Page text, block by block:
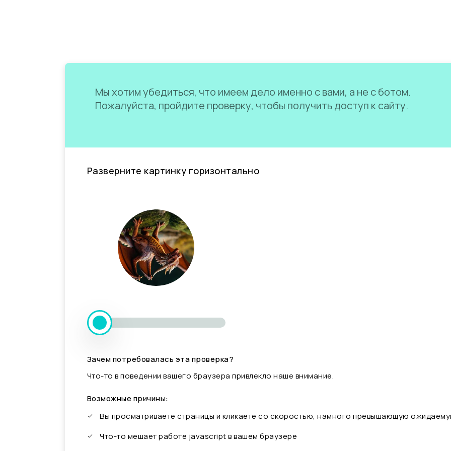
Мы хотим убедиться, что имеем дело именно с вами, а не с ботом.
Пожалуйста, пройдите проверку, чтобы получить доступ к сайту.
Разверните картинку горизонтально
Зачем потребовалась эта проверка?
Что-то в поведении вашего браузера привлекло наше внимание.
Возможные причины:
Вы просматриваете страницы и кликаете со скоростью, намного превышающую
Что-то мешает работе javascript в вашем браузере